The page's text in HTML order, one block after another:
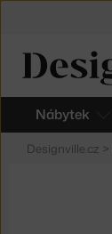
Nábytek
Designville.cz >